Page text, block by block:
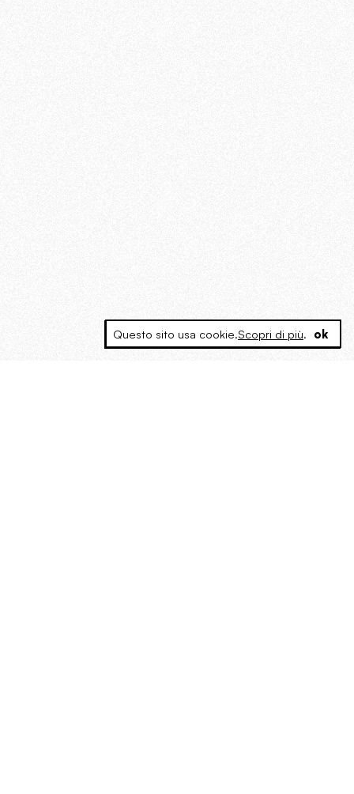
Questo sito usa cookie.Scopri di più. ok